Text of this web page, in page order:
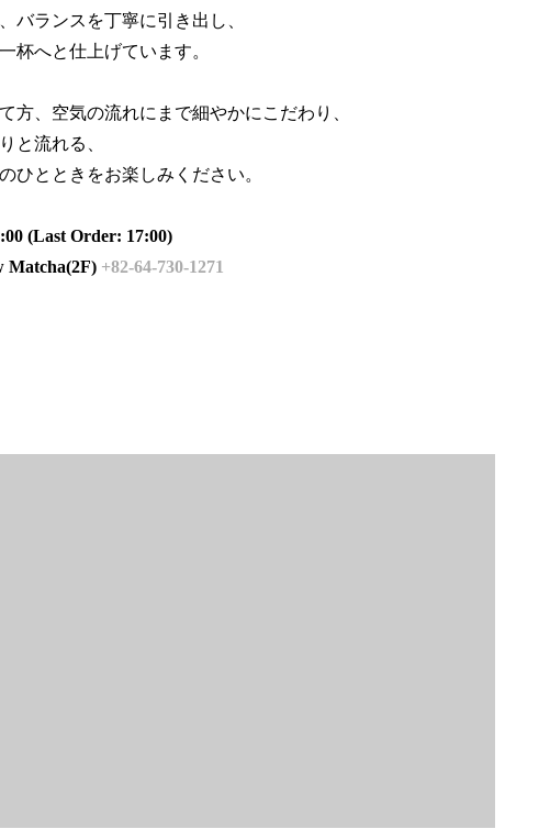
バランスを丁寧に引き出し、
杯へと仕上げています。
方、空気の流れにまで細やかにこだわり、
と流れる、
ひとときをお楽しみください。
(Last Order: 17:00)
Matcha(2F) +82-64-730-1271